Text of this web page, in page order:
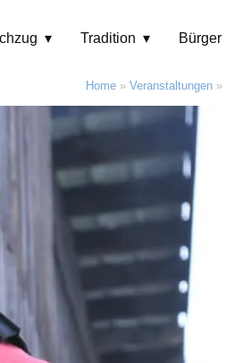
Tradition Bürger
Home » Veranstaltungen »